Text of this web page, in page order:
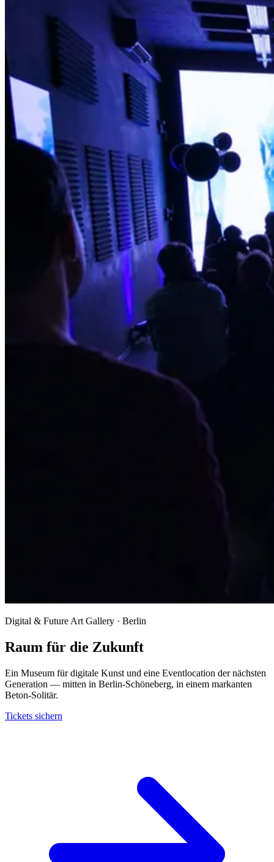
Digital & Future Art Gallery · Berlin
Raum für die Zukunft
Ein Museum für digitale Kunst und eine Eventlocation der nächsten
Generation — mitten in Berlin-Schöneberg, in einem markanten
Beton-Solitär.
Tickets sichern